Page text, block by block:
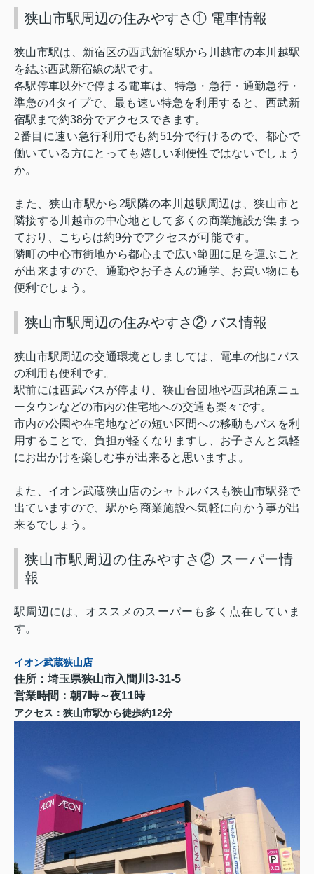
狭山市駅周辺の住みやすさ① 電車情報
狭山市駅は、新宿区の西武新宿駅から川越市の本川越駅
を結ぶ西武新宿線の駅です。
各駅停車以外で停まる電車は、特急・急行・通勤急行・
準急の4タイプで、最も速い特急を利用すると、西武新
宿駅まで約38分でアクセスできます。
2番目に速い急行利用でも約51分で行けるので、都心で
働いている方にとっても嬉しい利便性ではないでしょう
か。
また、狭山市駅から 2駅隣の本川越駅周辺は、狭山市と
隣接する川越市の中心地として多くの商業施設が集まっ
ており、こちらは約9分でアクセスが可能です。
隣町の中心市街地から都心まで広い範囲に足を運ぶこと
が出来ますので、通勤やお子さんの通学、お買い物にも
便利でしょう。
狭山市駅周辺の住みやすさ② バス情報
狭山市駅周辺の交通環境としましては、電車の他にバス
の利用も便利です。
駅前には西武バスが停まり、狭山台団地や西武柏原ニュ
ータウンなどの市内の住宅地への交通も楽々です。
市内の公園や在宅地などの短い区間への移動もバスを利
用することで、負担が軽くなりますし、お子さんと気軽
にお出かけを楽しむ事が出来ると思いますよ。
また、イオン武蔵狭山店のシャトルバスも狭山市駅発で
出ていますので、駅から商業施設へ気軽に向かう事が出
来るでしょう。
狭山市駅周辺の住みやすさ② スーパー情
報
駅周辺には、オススメのスーパーも多く点在していま
す。
イオン武蔵狭山店
住所：埼玉県狭山市入間川 3-31-5
営業時間：朝7時～夜11時
アクセス：狭山市駅から徒歩約12分